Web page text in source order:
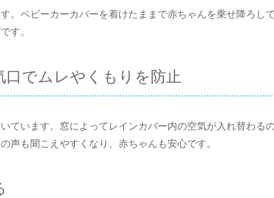
。ベビーカーカバーを着けたままで赤ちゃんを乗せ降ろし
す。
でムレやくもりを防止
ています。窓によってレインカバー内の空気が入れ替わる
声も聞こえやすくなり、赤ちゃんも安心です。